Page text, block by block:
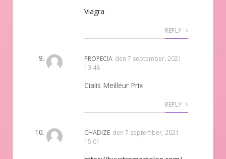
Viagra
REPLY
PROPECIA den 7 september, 2021
13:48
Cialis Meilleur Prix
REPLY
CHADIZE den 7 september, 2021
15:01